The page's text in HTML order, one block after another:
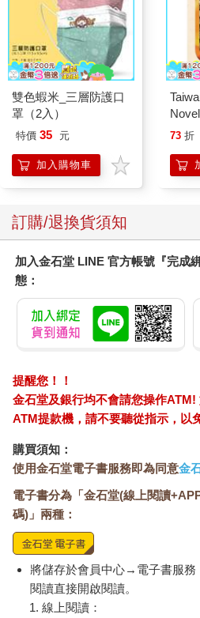
雙色蝦米_三層防護口
罩（2入）
特價 35 元
加入購物車
73 折
訂購/退換貨須知
加入金石堂 LINE 官方帳號『完成
態：
提醒您！！
金石堂及銀行均不會請您操作
ATM提款機，請不要聽從指示，以
購買須知：
使用金石堂電子書服務即為同意金
電子書分為「金石堂(線上閱讀
碼)」兩種：
將儲存於會員中心→電子書服務
閱讀直接開啟閱讀。
線上閱讀：